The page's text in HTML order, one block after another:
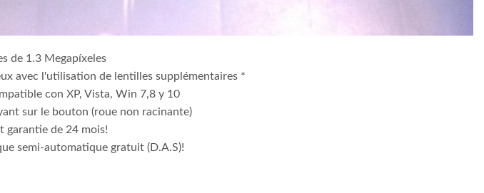
de 1.3 Megapíxeles
avec l'utilisation de lentilles supplémentaires *
con XP, Vista, Win 7,8 y 10
sur le bouton (roue non racinante)
garantie de 24 mois!
semi-automatique gratuit (D.A.S)!